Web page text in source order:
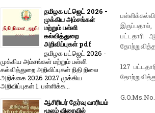
இருப்பதால்,
பட்டதாரி
127
தமிழக பட்ஜெட் 2026 -
முக்கிய அம்சங்கள்
மற்றும் பள்ளி
கல்வித்துறை
அறிவிப்புகள் pdf
தமிழக பட்ஜெட் 2026 -
முக்கிய அம்சங்கள் மற்றும் பள்ளி
கல்வித்துறை அறிவிப்புகள் நிதி நிலை
அறிக்கை 2026 2027 முக்கிய
அறிவிப்புகள் 1. பள்ளிக்க...
ஆசிரியர் தேர்வு வாரியம்
மூலம் விரைவில்